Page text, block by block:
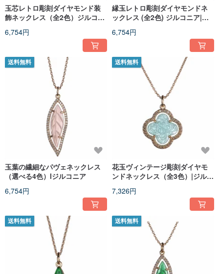
玉芯レトロ彫刻ダイヤモンド装
飾ネックレス（全2色）ジルコニ
6,754円
縁玉レトロ彫刻ダイヤモンドネ
ックレス (全2色) ジルコニア|樹
6,754円
送料無料
玉葉の繊細なパヴェネックレス
（選べる4色）lジルコニア
6,754円
送料無料
花玉ヴィンテージ彫刻ダイヤモ
ンドネックレス（全3色）|ジルコ
スタイル
7,326円
送料無料 送料無料